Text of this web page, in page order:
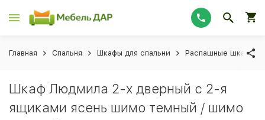
Главная Спальня Шкафы для спальни Распашные шкафы
Шкаф Людмила 2-х дверный с 2-я
ящиками ясень шимо темный / шимо